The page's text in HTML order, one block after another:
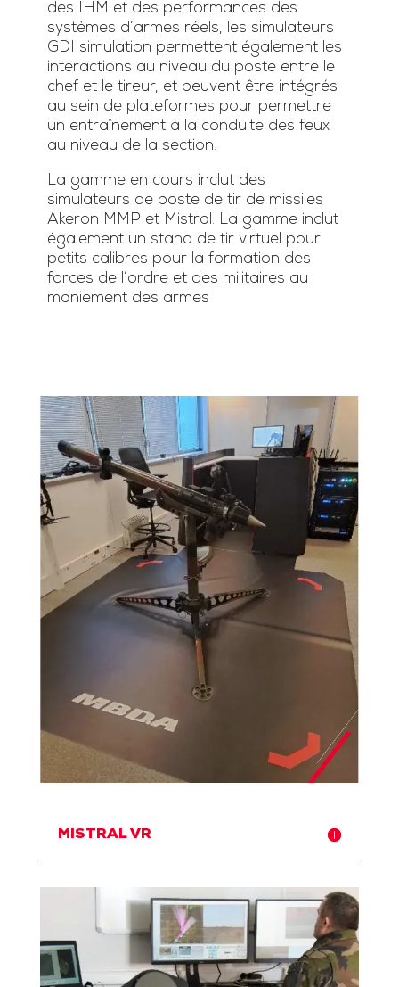
des IHM et des performances des
systèmes d’armes réels, les simulateurs
GDI simulation permettent également les
interactions au niveau du poste entre le
chef et le tireur, et peuvent être intégrés
au sein de plateformes pour permettre
un entraînement à la conduite des feux
au niveau de la section.
La gamme en cours inclut des
simulateurs de poste de tir de missiles
Akeron MMP et Mistral. La gamme inclut
également un stand de tir virtuel pour
petits calibres pour la formation des
forces de l’ordre et des militaires au
maniement des armes
MISTRAL VR